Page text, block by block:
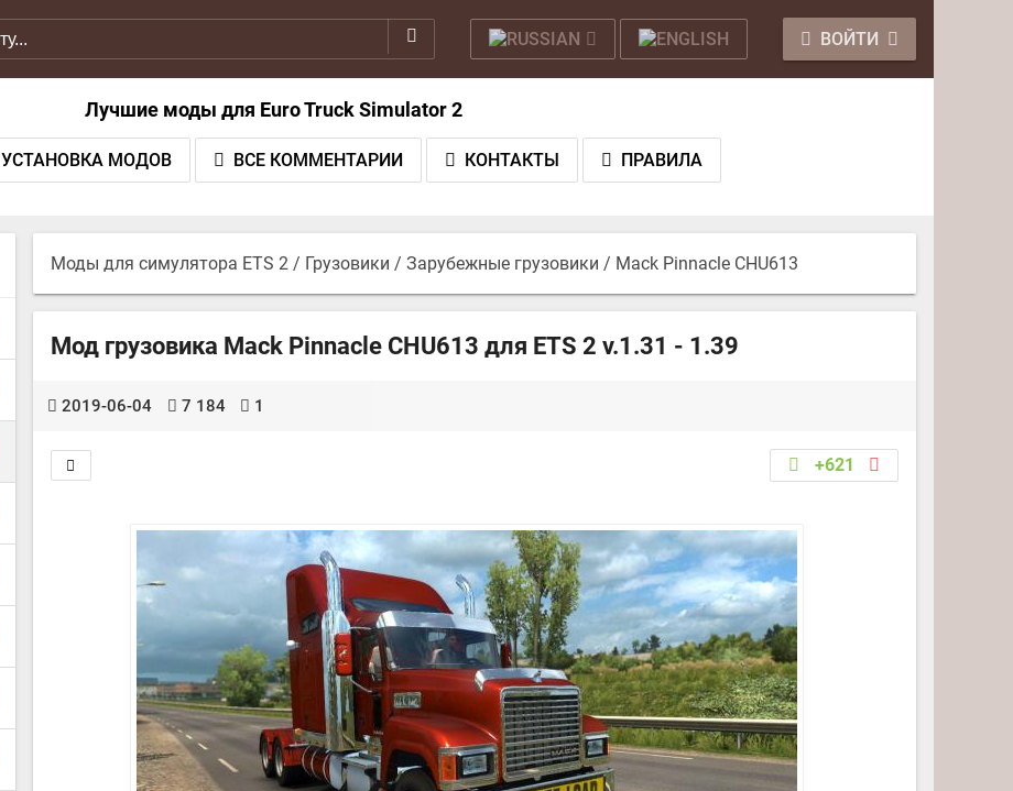
ВОЙТИ
Лучшие моды для Euro Truck Simulator 2
УСТАНОВКА МОДОВ ВСЕ КОММЕНТАРИИ КОНТАКТЫ ПРАВИЛА
Моды для симулятора ETS 2 / Грузовики / Зарубежные грузовики / Mack Pinnacle CHU613
Мод грузовика Mack Pinnacle CHU613 для ETS 2 v.1.31 - 1.39
2019-06-04 7 184 1
+621